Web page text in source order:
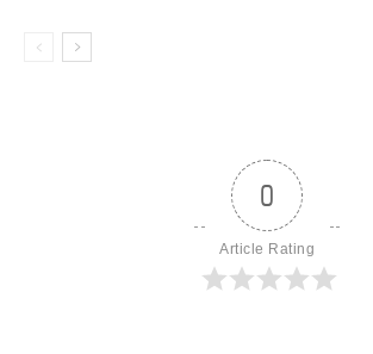
0
Article Rating